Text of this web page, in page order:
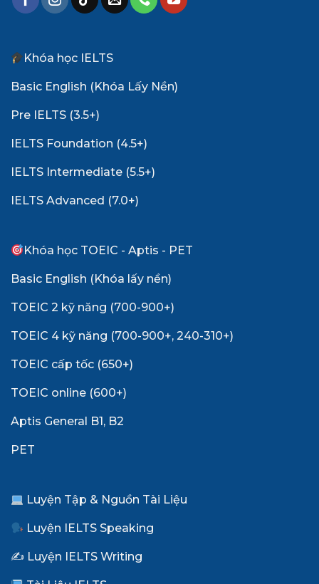
Khóa học IELTS
Basic English (Khóa Lấy Nền)
Pre IELTS (3.5+)
IELTS Foundation (4.5+)
IELTS Intermediate (5.5+)
IELTS Advanced (7.0+)
Khóa học TOEIC - Aptis - PET
Basic English (Khóa lấy nền)
TOEIC 2 kỹ năng (700-900+)
TOEIC 4 kỹ năng (700-900+, 240-310+)
TOEIC cấp tốc (650+)
TOEIC online (600+)
Aptis General B1, B2
PET
Luyện Tập & Nguồn Tài Liệu
Luyện IELTS Speaking
✍️ Luyện IELTS Writing